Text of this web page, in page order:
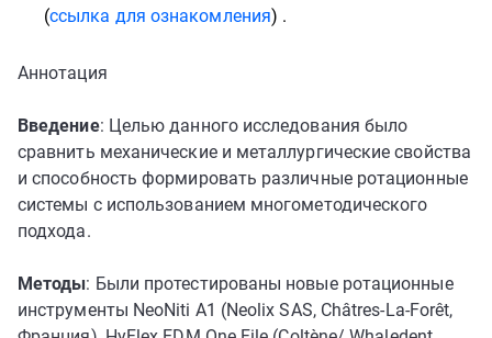
(ссылка для ознакомления) .
Аннотация
Введение: Целью данного исследования было
сравнить механические и металлургические свойства
и способность формировать различные ротационные
системы с использованием многометодического
подхода.
Методы: Были протестированы новые ротационные
инструменты NeoNiti A1 (Neolix SAS, Châtres-La-Forêt,